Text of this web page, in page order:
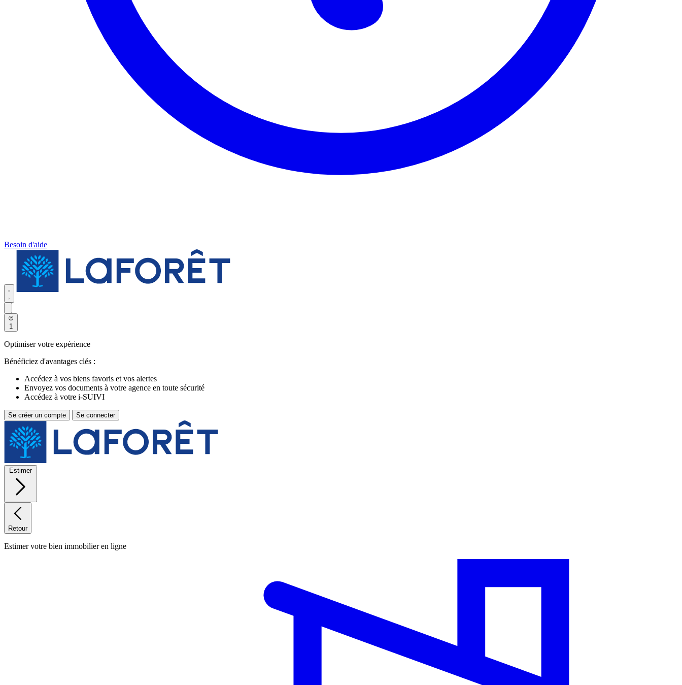
Besoin d'aide
1
Optimiser votre expérience
Bénéficiez d'avantages clés :
Accédez à vos biens favoris et vos alertes
Envoyez vos documents à votre agence en toute sécurité
Accédez à votre i-SUIVI
Se créer un compte Se connecter
Estimer
Retour
Estimer votre bien immobilier en ligne